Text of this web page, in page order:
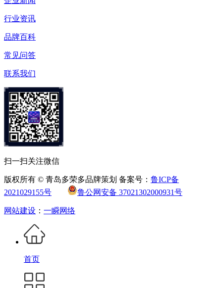
行业资讯
品牌百科
常见问答
联系我们
扫一扫关注微信
版权所有 © 青岛多荣多品牌策划 备案号： 鲁ICP备
2021029155号
鲁公网安备 37021302000931号
网站建设 ： 一瞬网络
首页